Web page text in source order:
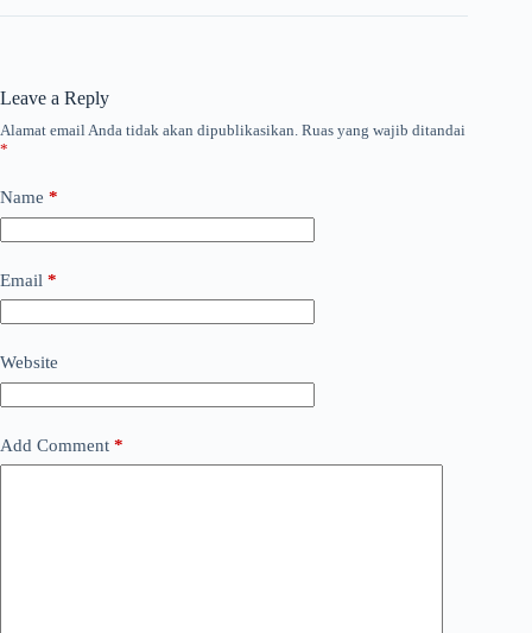
Leave a Reply
Alamat email Anda tidak akan dipublikasikan. Ruas yang wajib ditandai
*
Name *
Email *
Website
Add Comment *